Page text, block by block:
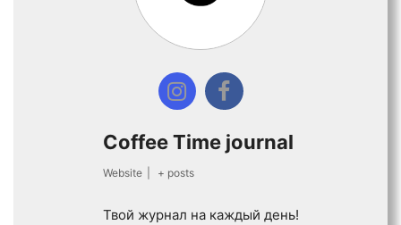
Coffee Time journal
Website + posts
Твой журнал на каждый день!